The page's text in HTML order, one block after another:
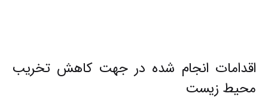
اقدامات انجام شده در جهت کاهش تخریب
محیط زیست